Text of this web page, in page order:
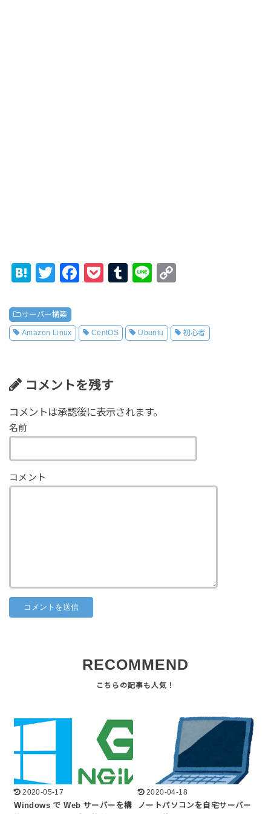
H
e
n
T
tt
er
F
e
o
k
P
et
T
bl
Li C
y
サーバー構築
Amazon Linux CentOS Ubuntu 初心者
コメントを残す
コメントは承認後に表示されます。
名前
コメント
RECOMMEND
2020-05-17
Windows で Web サーバーを構
2020-04-18
ノートパソコンを自宅サーバー